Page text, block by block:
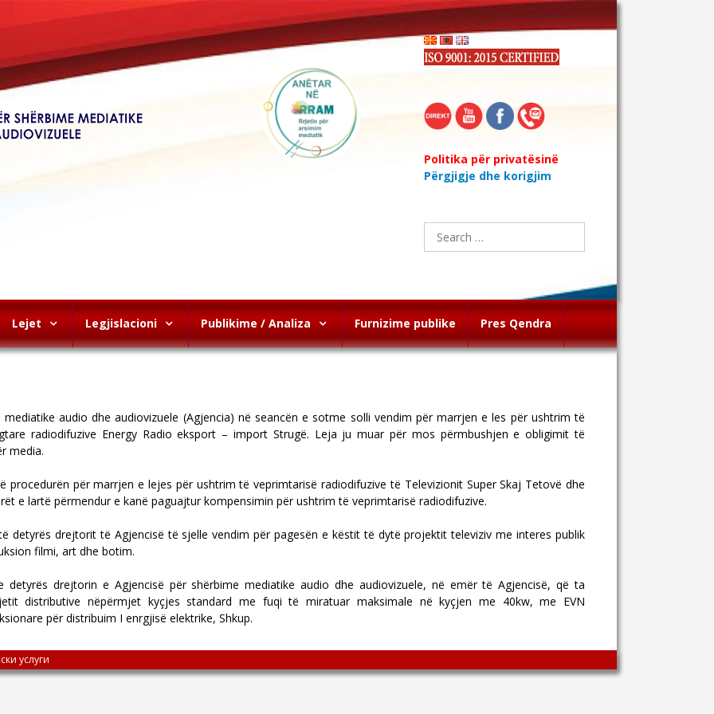
Politika për privatësinë
Përgjigje dhe korigjim
Search
for:
Lejet Legjislacioni Publikime / Analiza Furnizime publike Pres Qendra
mediatike audio dhe audiovizuele (Agjencia) në seancën e sotme solli vendim për marrjen e les për ushtrim të
radiodifuzive Energy Radio eksport – import Strugë. Leja ju muar për mos përmbushjen e obligimit të
media.
procedurën për marrjen e lejes për ushtrim të veprimtarisë radiodifuzive të Televizionit Super Skaj Tetovë dhe
e lartë përmendur e kanë paguajtur kompensimin për ushtrim të veprimtarisë radiodifuzive.
detyrës drejtorit të Agjencisë të sjelle vendim për pagesën e këstit të dytë projektit televiziv me interes publik
filmi, art dhe botim.
detyrës drejtorin e Agjencisë për shërbime mediatike audio dhe audiovizuele, në emër të Agjencisë, që ta
distributive nëpërmjet kyçjes standard me fuqi të miratuar maksimale në kyçjen me 40kw, me EVN
për distribuim I enrgjisë elektrike, Shkup.
provides
услуги